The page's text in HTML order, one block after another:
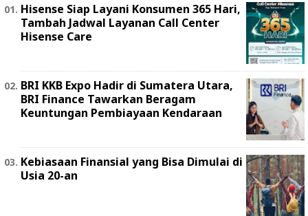
Hisense Siap Layani Konsumen 365 Hari,
Tambah Jadwal Layanan Call Center
Hisense Care
BRI KKB Expo Hadir di Sumatera Utara,
BRI Finance Tawarkan Beragam
Keuntungan Pembiayaan Kendaraan
Kebiasaan Finansial yang Bisa Dimulai di
Usia 20-an